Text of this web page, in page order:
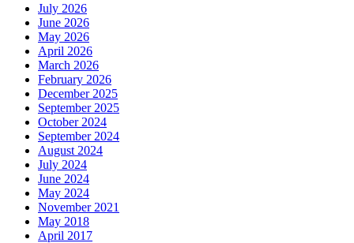
July 2026
June 2026
May 2026
April 2026
March 2026
February 2026
December 2025
September 2025
October 2024
September 2024
August 2024
July 2024
June 2024
May 2024
November 2021
May 2018
April 2017